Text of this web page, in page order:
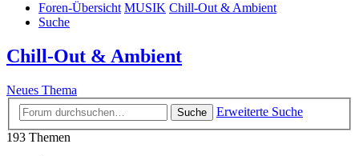
Foren-Übersicht MUSIK Chill-Out & Ambient
Suche
Chill-Out & Ambient
Neues Thema
Suche
Erweiterte Suche
193 Themen